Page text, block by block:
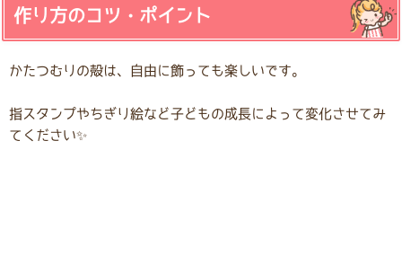
作り方のコツ・ポイント
かたつむりの殻は、自由に飾っても楽しいです。
指スタンプやちぎり絵など子どもの成長によって変化させてみ
てください✨